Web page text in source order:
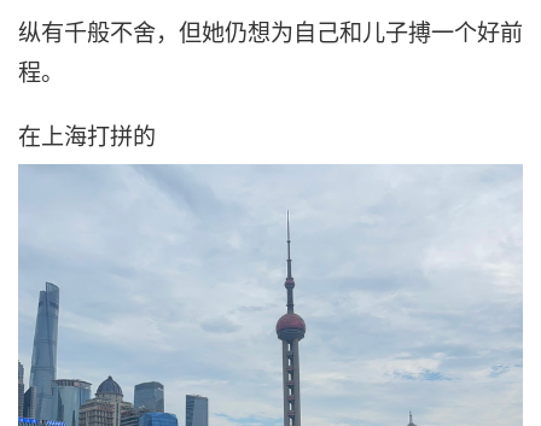
纵有千般不舍，但她仍想为自己和儿子搏一个好前
程。
在上海打拼的